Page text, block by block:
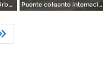
Puente Internacional Urbano Puente colgante internacional sobre el Río Bravo